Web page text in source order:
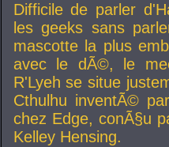
Difficile de parler
les geeks sans
mascotte la plus
avec le dÃ©, le
R'Lyeh se situe
Cthulhu inventÃ©
chez Edge, conÃ§u
Kelley Hensing.